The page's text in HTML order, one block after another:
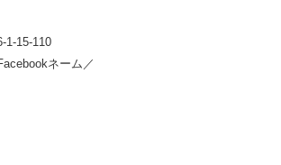
1-15-110
ネーム／